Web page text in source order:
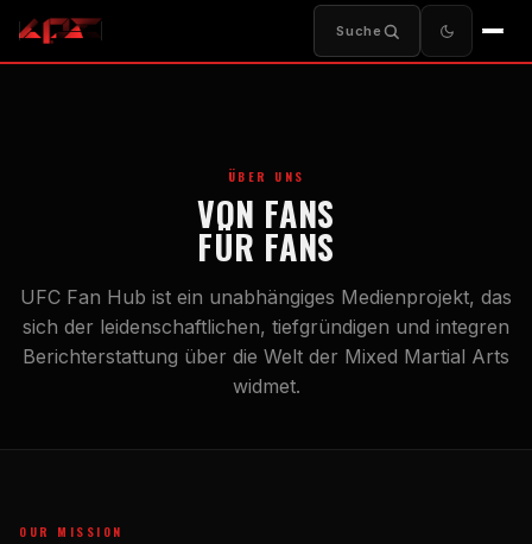
Suche
ÜBER UNS
VON FANS
FÜR FANS
UFC Fan Hub ist ein unabhängiges Medienprojekt, das
sich der leidenschaftlichen, tiefgründigen und integren
Berichterstattung über die Welt der Mixed Martial Arts
widmet.
OUR MISSION